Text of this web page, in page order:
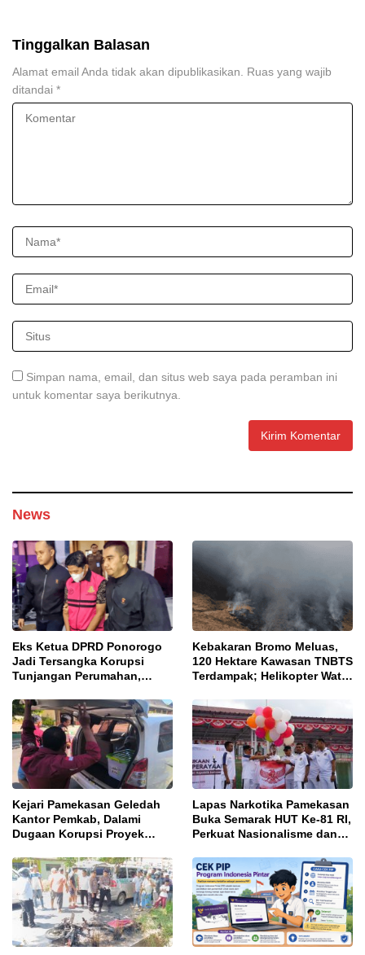
Tinggalkan Balasan
Alamat email Anda tidak akan dipublikasikan. Ruas yang wajib
ditandai *
Simpan nama, email, dan situs web saya pada peramban ini
untuk komentar saya berikutnya.
News
Eks Ketua DPRD Ponorogo
Jadi Tersangka Korupsi
Tunjangan Perumahan,
Intervensi Kajian KJPP
Kebakaran Bromo Meluas,
120 Hektare Kawasan TNBTS
Terdampak; Helikopter Water
Kejari Pamekasan Geledah
Kantor Pemkab, Dalami
Dugaan Korupsi Proyek
Lapas Narkotika Pamekasan
Buka Semarak HUT Ke-81 RI,
Perkuat Nasionalisme dan